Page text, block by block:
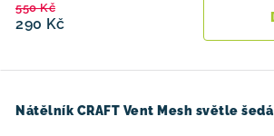
290 Kč
550 Kč
Nátělník CRAFT Vent Mesh světle šedá